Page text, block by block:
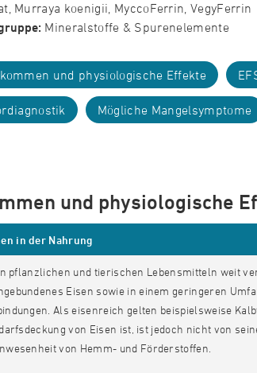
Murraya koenigii, MyccoFerrin, VegyFerrin
Mineralstoffe & Spurenelemente
und physiologische Effekte
Mögliche Mangelsymptome
und physiologische
in der Nahrung
pflanzlichen und tierischen Lebensmitteln weit
Eisen sowie in einem geringeren
Als eisenreich gelten beispielsweise
von Eisen ist, ist jedoch nicht von
von Hemm- und Förderstoffen.